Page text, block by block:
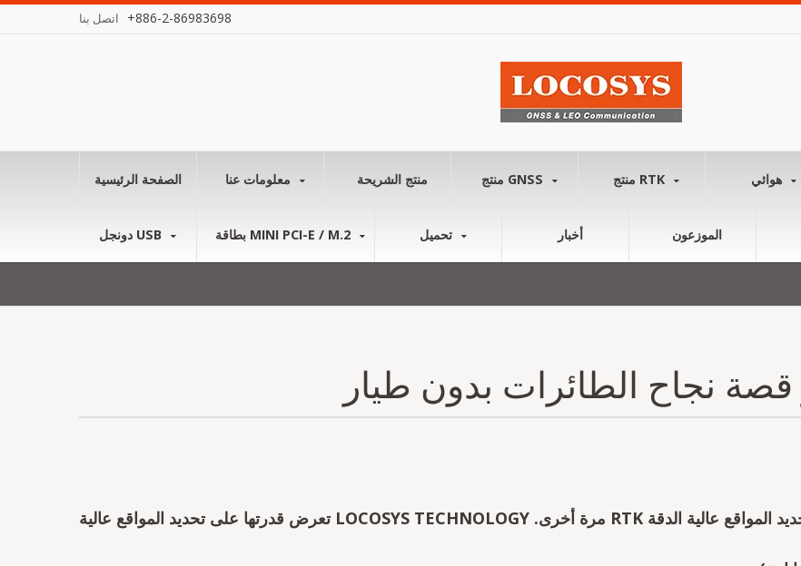
+886-2-86983698
الصفحة الرئيسية منتج الشريحة منتج GNSS منتج RTK هوائي
دونجل USB بطاقة MINI PCI-E / M.2 تحميل أخبار الموزعون
قصة نجاح الطائرات بدون طيار
LOCOSYS TECHNOLOGY تعرض قدرتها على تحديد المواقع عالية